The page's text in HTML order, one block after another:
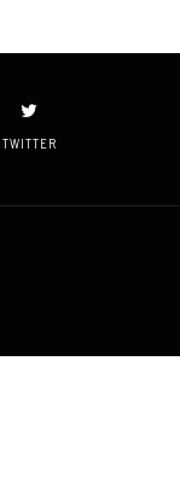
TWITTER